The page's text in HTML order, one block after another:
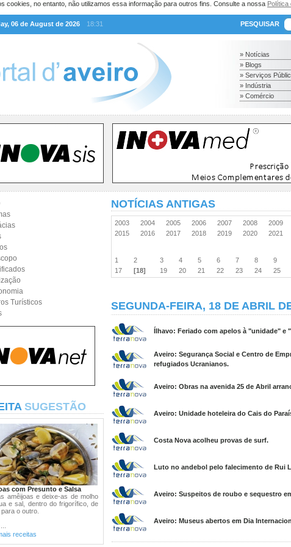
cookies, no entanto, não utilizamos essa informação para outros fins. Consulte a nossa Política
06 de August de 2026
18:31 PESQUISAR
» Notícias
» Blogs
» Serviços
» Indústria
» Comércio
Turísticos
SUGESTÃO
com Presunto e Salsa
amêijoas e deixe-as de molho
e sal, dentro do frigorífico, de
o outro.
receitas
NOTÍCIAS ANTIGAS
2003 2004 2005 2006 2007 2008 2009
2015
2016 2017 2018 2019 2020 2021
1 2 3 4 5 6 7 8 9
17
[18] 19 20 21 22 23 24 25
SEGUNDA-FEIRA, 18 DE ABRIL
Ílhavo: Feriado com apelos à "unidade" e
Aveiro: Segurança Social e Centro de
refugiados Ucranianos.
Aveiro: Obras na avenida 25 de Abril
Aveiro: Unidade hoteleira do Cais do
Costa Nova acolheu provas de surf.
Luto no andebol pelo falecimento de Rui
Aveiro: Suspeitos de roubo e sequestro
Aveiro: Museus abertos em Dia